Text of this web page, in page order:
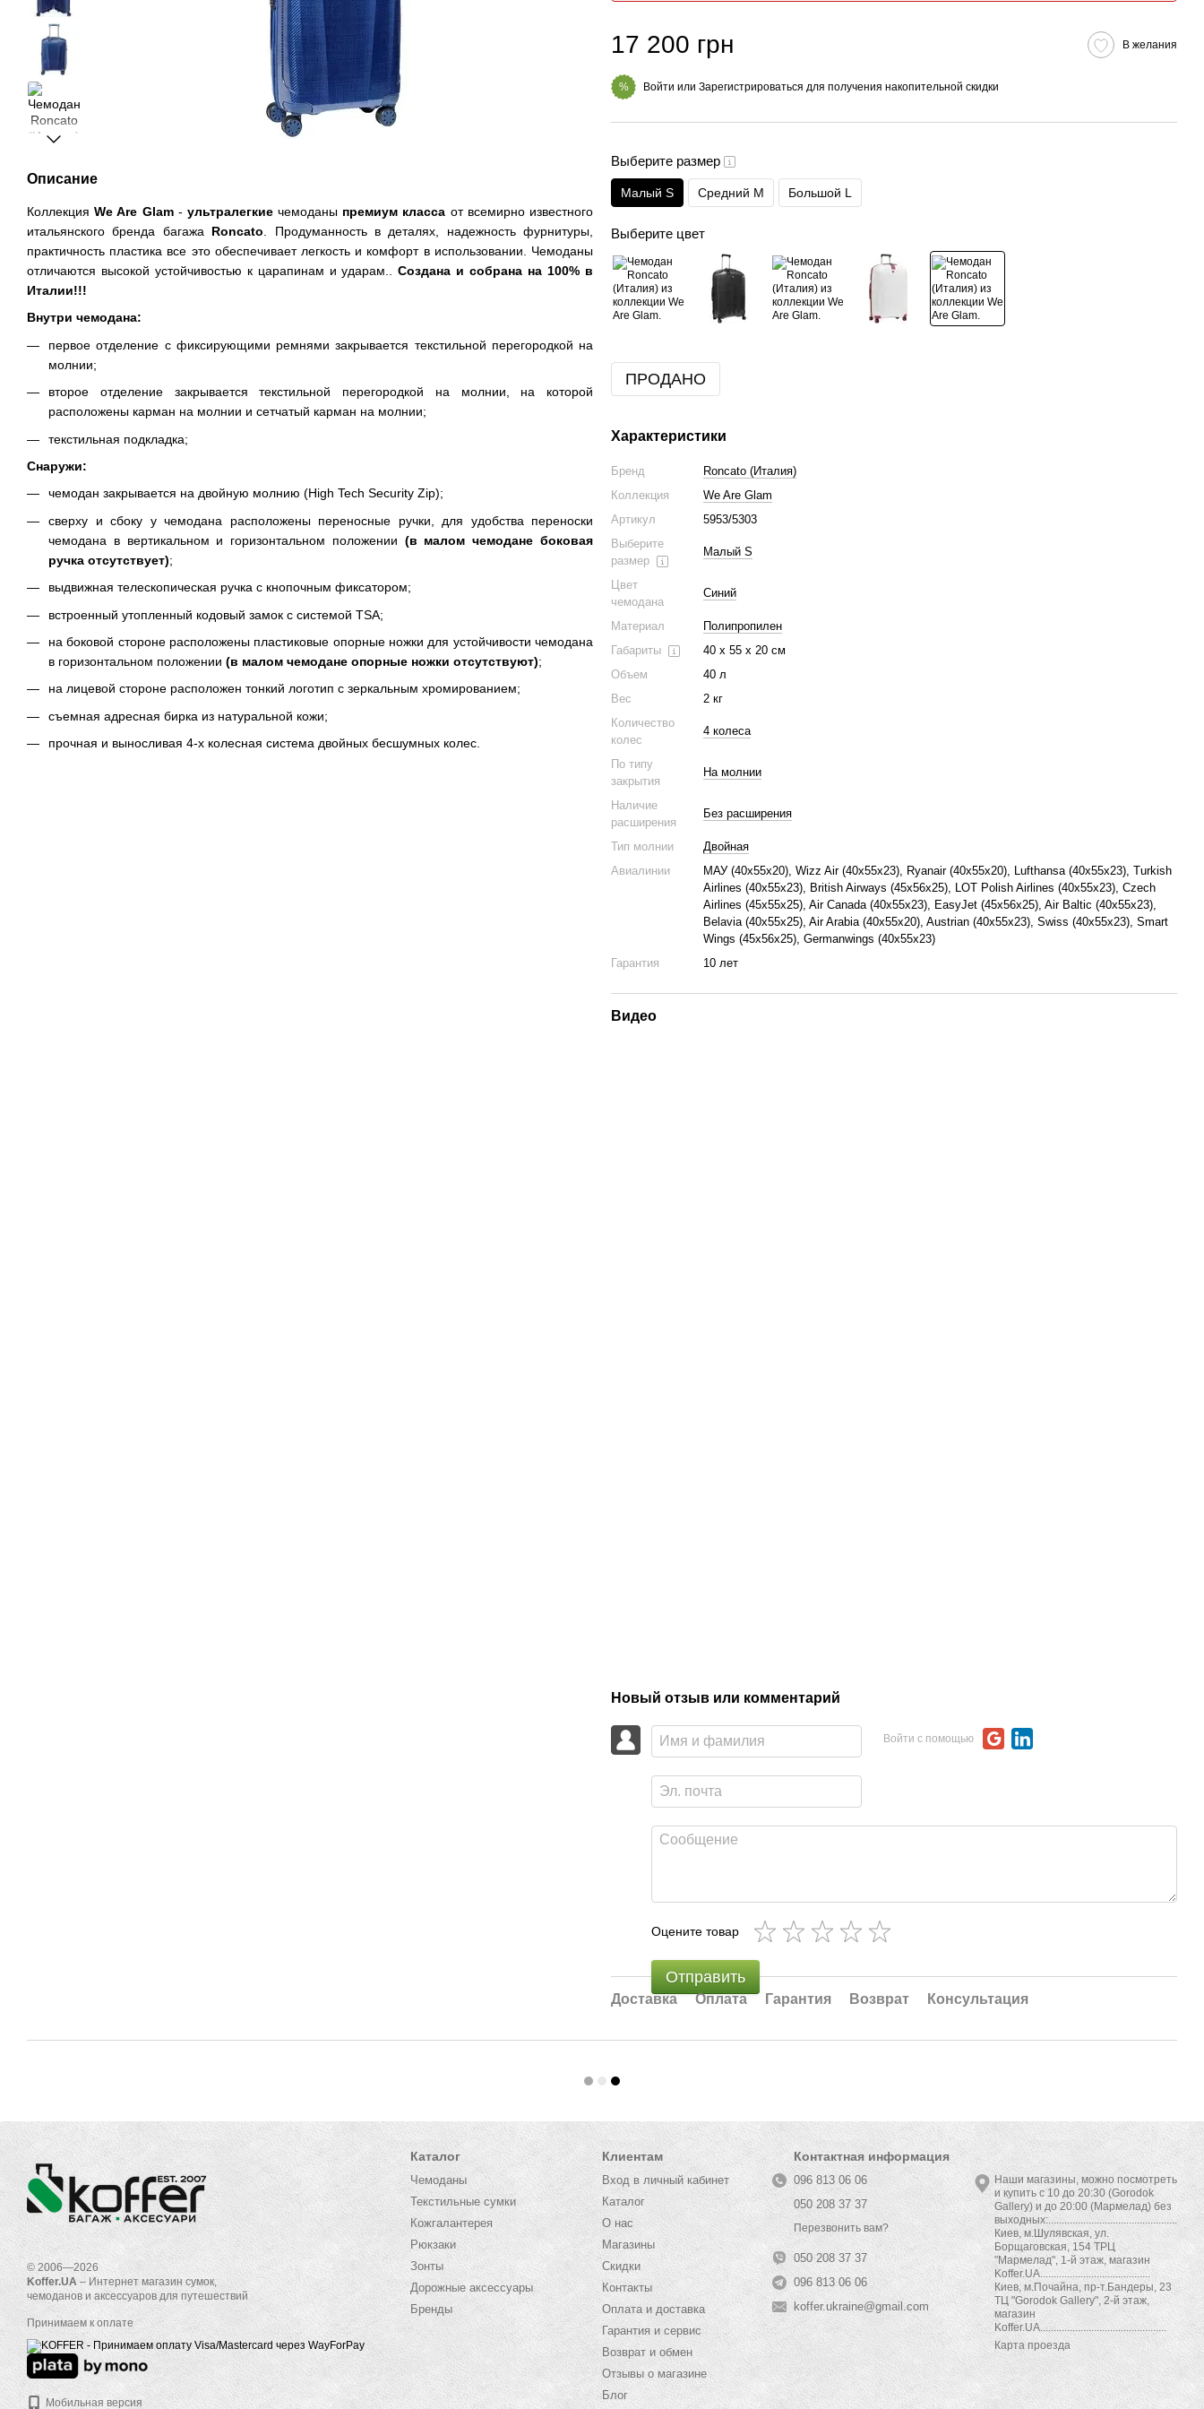
Описание
КоллекцияWe Are Glam- ультралегкиечемоданы премиум класса от всемирно известного
итальянского бренда багажа Roncato . Продуманность в деталях, надежность фурнитуры,
практичность пластика все это обеспечивает легкость и комфорт в использовании. Чемоданы
отличаются высокой устойчивостью к царапинам и ударам..
Создана и собрана на 100% в
Италии!!!
Внутри чемодана:
первое отделение с фиксирующими ремнями закрывается текстильной перегородкой на
молнии;
второе отделение закрывается текстильной перегородкой на молнии, на которой
расположены карман на молнии и сетчатый карман на молнии;
текстильная подкладка;
Снаружи:
чемодан закрывается на двойную молнию (High Tech Security Zip);
сверху и сбоку у чемодана расположены переносные ручки, для удобства переноски
чемодана в вертикальном и горизонтальном положении (в малом чемодане боковая
ручка отсутствует);
выдвижная телескопическая ручка с кнопочным фиксатором;
встроенный утопленный кодовый замок с системой TSA;
на боковой стороне расположены пластиковые опорные ножки для устойчивости чемодана
в горизонтальном положении (в малом чемодане опорные ножки отсутствуют);
на лицевой стороне расположен тонкий логотип с зеркальным хромированием;
съемная адресная бирка из натуральной кожи;
прочная и выносливая 4-х колесная система двойных бесшумных колес.
17 200 грн В желания
% Войти или Зарегистрироваться для получения накопительной скидки
Выберите размер
Малый S Средний M Большой L
Выберите цвет
ПРОДАНО
Характеристики
Бренд
Roncato (Италия)
Коллекция
We Are Glam
Артикул
5953/5303
Выберите
размер
Малый S
Цвет
чемодана
Синий
Материал
Полипропилен
Габариты
40 x 55 x 20 см
Объем
40 л
Вес
2 кг
Количество
колес
4 колеса
По типу
закрытия
На молнии
Наличие
расширения
Без расширения
Тип молнии
Двойная
Авиалинии
МАУ (40х55х20), Wizz Air (40х55х23), Ryanair (40х55х20), Lufthansa (40х55х23), Turkish
Airlines (40x55x23), British Airways (45x56x25), LOT Polish Airlines (40x55x23), Czech
Airlines (45x55x25), Air Canada (40x55x23), EasyJet (45х56х25), Air Baltic (40x55x23),
Belavia (40х55х25), Air Arabia (40х55х20), Austrian (40x55x23), Swiss (40x55x23), Smart
Wings (45x56x25), Germanwings (40x55x23)
Гарантия
10 лет
Видео
Новый отзыв или комментарий
Войти с помощью
Оцените товар
Отправить
Доставка Оплата Гарантия Возврат Консультация
© 2006—2026
Koffer.UA– Интернет магазин сумок,
чемоданов и аксессуаров для путешествий
Принимаем к оплате
Мобильная версия
Каталог
Чемоданы
Текстильные сумки
Кожгалантерея
Рюкзаки
Зонты
Дорожные аксессуары
Бренды
Клиентам
Вход в личный кабинет
Каталог
О нас
Магазины
Скидки
Контакты
Оплата и доставка
Гарантия и сервис
Возврат и обмен
Отзывы о магазине
Блог
Контактная информация
096 813 06 06
050 208 37 37
Перезвонить вам?
050 208 37 37
096 813 06 06
koffer.ukraine@gmail.com
Наши магазины, можно посмотреть
и купить с 10 до 20:30 (Gorodok
Gallery) и до 20:00 (Мармелад) без
выходных:................................................
Киев, м.Шулявская, ул.
Борщаговская, 154 ТРЦ
"Мармелад", 1-й этаж, магазин
Koffer.UA.........................................
Киев, м.Почайна, пр-т.Бандеры, 23
ТЦ "Gorodok Gallery", 2-й этаж,
магазин
Koffer.UA...............................................
Карта проезда